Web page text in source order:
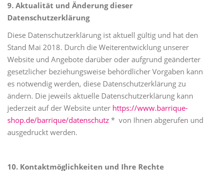
9. Aktualität und Änderung dieser
Datenschutzerklärung
Diese Datenschutzerklärung ist aktuell gültig und hat den
Stand Mai 2018. Durch die Weiterentwicklung unserer
Website und Angebote darüber oder aufgrund geänderter
gesetzlicher beziehungsweise behördlicher Vorgaben kann
es notwendig werden, diese Datenschutzerklärung zu
ändern. Die jeweils aktuelle Datenschutzerklärung kann
jederzeit auf der Website unter https://www.barrique-
shop.de/barrique/datenschutz * von Ihnen abgerufen und
ausgedruckt werden.
10. Kontaktmöglichkeiten und Ihre Rechte